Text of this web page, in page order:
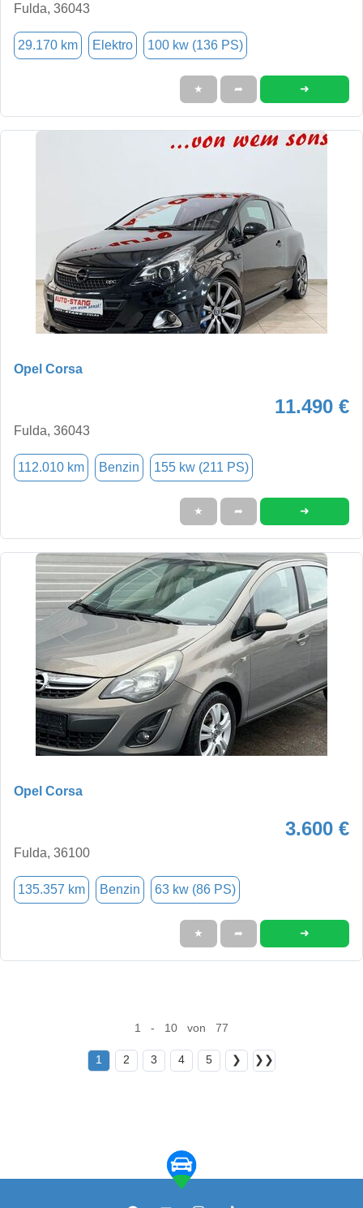
Fulda, 36043
29.170 km Elektro 100 kw (136 PS)
★ ➦ ➜
Opel Corsa
11.490 €
Fulda, 36043
112.010 km Benzin 155 kw (211 PS)
★ ➦ ➜
Opel Corsa
3.600 €
Fulda, 36100
135.357 km Benzin 63 kw (86 PS)
★ ➦ ➜
1 - 10 von 77
1 2 3 4 5 ❯ ❯❯